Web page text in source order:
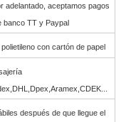
adelantado, aceptamos pagos
banco TT y Paypal
con cartón de papel
después de que llegue el